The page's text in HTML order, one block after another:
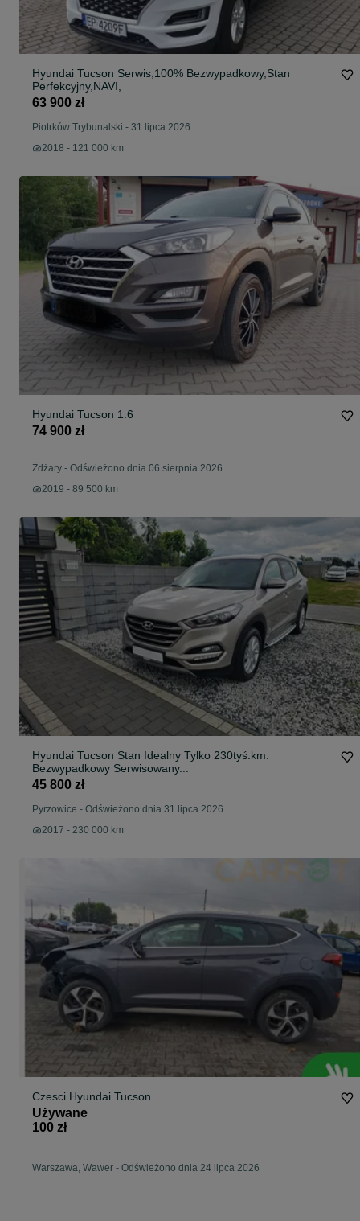
Hyundai Tucson Serwis,100% Bezwypadkowy,Stan
Perfekcyjny,NAVI,
63 900 zł
Piotrków Trybunalski - 31 lipca 2026
2018 - 121 000 km
Hyundai Tucson 1.6
74 900 zł
Żdżary - Odświeżono dnia 06 sierpnia 2026
2019 - 89 500 km
Hyundai Tucson Stan Idealny Tylko 230tyś.km.
Bezwypadkowy Serwisowany...
45 800 zł
Pyrzowice - Odświeżono dnia 31 lipca 2026
2017 - 230 000 km
Czesci Hyundai Tucson
Używane
100 zł
Warszawa, Wawer - Odświeżono dnia 24 lipca 2026